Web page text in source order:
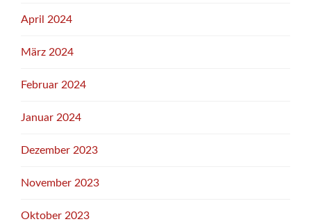
April 2024
März 2024
Februar 2024
Januar 2024
Dezember 2023
November 2023
Oktober 2023